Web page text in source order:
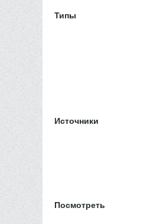
Типы
Источники
Посмотреть